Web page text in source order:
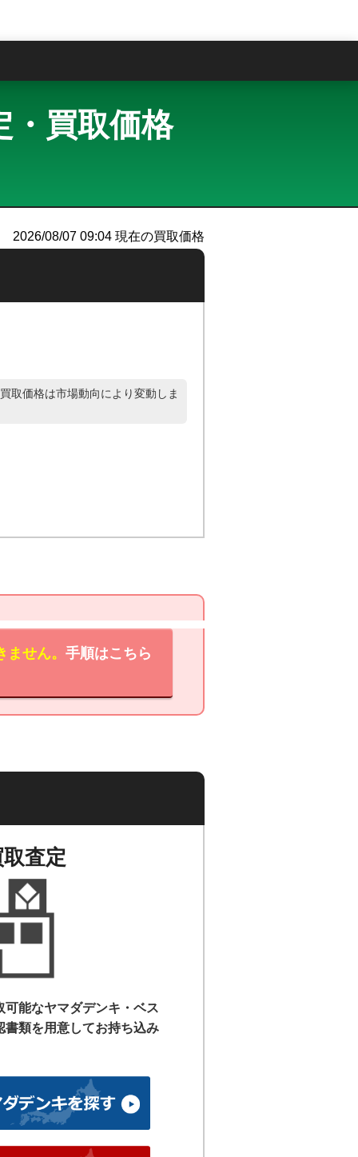
・買取価格
2026/08/07 09:04 現在の買取価格
取価格は市場動向により変動しま
せん。 手順はこちら
査定
能なヤマダデンキ・ベス
書類を用意してお持ち込み